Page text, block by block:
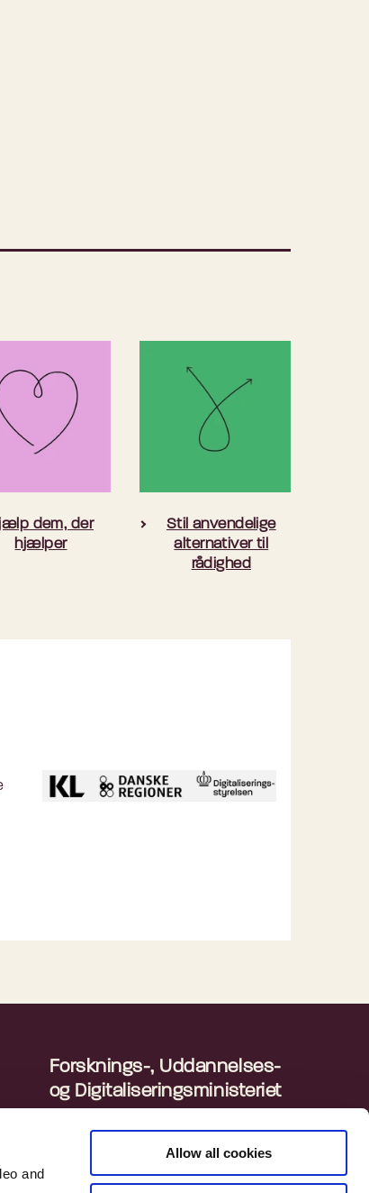
and
Allow all cookies
dem, der
hjælper
Stil anvendelige
alternativer til
rådighed
Forsknings-, Uddannelses-
og Digitaliseringsministeriet
Departementet
Danmarks Statistik